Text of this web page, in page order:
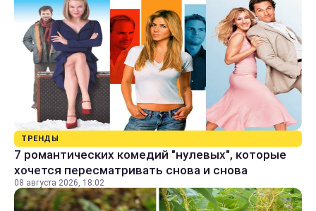
ТРЕНДЫ
7 романтических комедий "нулевых", которые
хочется пересматривать снова и снова
08 августа 2026, 18:02